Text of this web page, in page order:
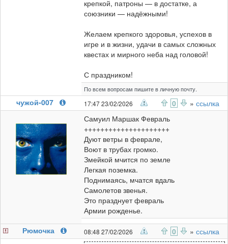
крепкой, патроны — в достатке, а
союзники — надёжными!
Желаем крепкого здоровья, успехов в
игре и в жизни, удачи в самых сложных
квестах и мирного неба над головой!
С праздником!
По всем вопросам пишите в личную почту.
чужой-007 17:47 23/02/2026 0 » ссылка
Самуил Маршак Февраль
+++++++++++++++++++++
Дуют ветры в феврале,
Воют в трубах громко.
Змейкой мчится по земле
Легкая поземка.
Поднимаясь, мчатся вдаль
Самолетов звенья.
Это празднует февраль
Армии рожденье.
Рюмочка
08:48 27/02/2026 0 » ссылка